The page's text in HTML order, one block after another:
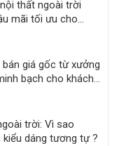
thất ngoài trời
mãi tối ưu cho
giá gốc từ xưởng
bạch cho khách
trời: Vì sao
kiểu dáng tương tự ?